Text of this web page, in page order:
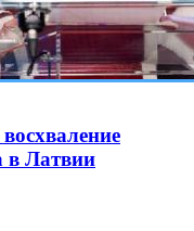
в Латвии